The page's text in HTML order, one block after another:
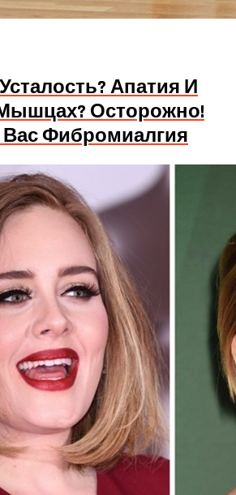
Апатия И
Осторожно!
Фибромиалгия